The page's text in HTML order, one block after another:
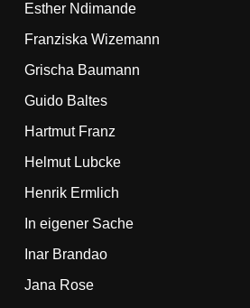
Esther Ndimande
Franziska Wizemann
Grischa Baumann
Guido Baltes
Hartmut Franz
Helmut Lubcke
Henrik Ermlich
In eigener Sache
Inar Brandao
Jana Rose